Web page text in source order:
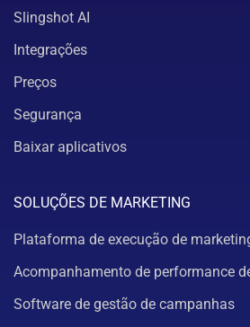
Slingshot AI
Integrações
Preços
Segurança
Baixar aplicativos
SOLUÇÕES DE MARKETING
Plataforma de execução de
Acompanhamento de performance
Software de gestão de campanhas